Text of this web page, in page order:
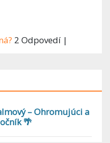
2 Odpovedí |
– Ohromujúci a
🌴